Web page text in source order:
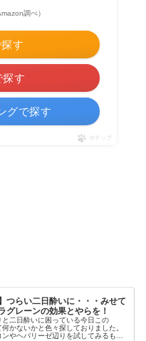
調べ）
す
探す
グで探す
ポチップ
つらい二日酔いに・・・みせて
グレーンの効果とやらを！
二日酔いに困っている今日この
かないかと色々探しておりました。
やヘパリーゼ辺りを試してみるもヘ